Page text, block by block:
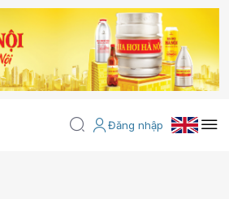
Đăng nhập